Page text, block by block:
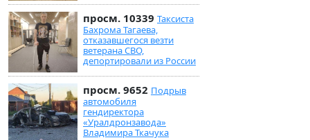
просм. 10339 Таксиста
Бахрома Тагаева,
отказавшегося везти
ветерана СВО,
депортировали из России
просм. 9652 Подрыв
автомобиля
гендиректора
«Уралдронзавода»
Владимира Ткачука